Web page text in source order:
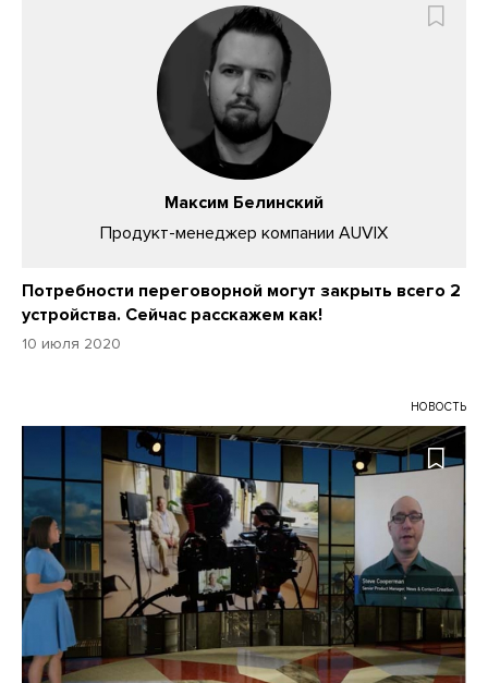
Максим Белинский
Продукт-менеджер компании AUVIX
Потребности переговорной могут закрыть всего 2
устройства. Сейчас расскажем как!
10 июля 2020
НОВОСТЬ